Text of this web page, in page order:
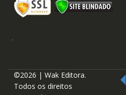
©2026 | Wak Editora.
Todos os direitos